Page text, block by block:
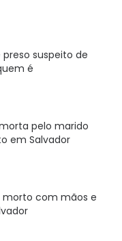
suspeito de
é
pelo marido
em Salvador
com mãos e